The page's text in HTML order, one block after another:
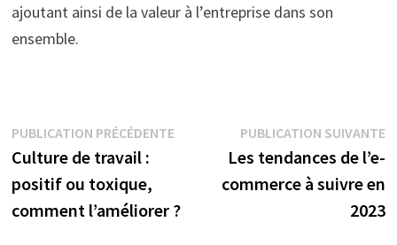
ajoutant ainsi de la valeur à l’entreprise dans son
ensemble.
Navigation
de
l’article
PUBLICATION PRÉCÉDENTEPublication
précédente :
Culture de travail :
positif ou toxique,
comment l’améliorer ?
PUBLICATION SUIVANTE
Les tendances de l’e-
commerce à suivre en
2023